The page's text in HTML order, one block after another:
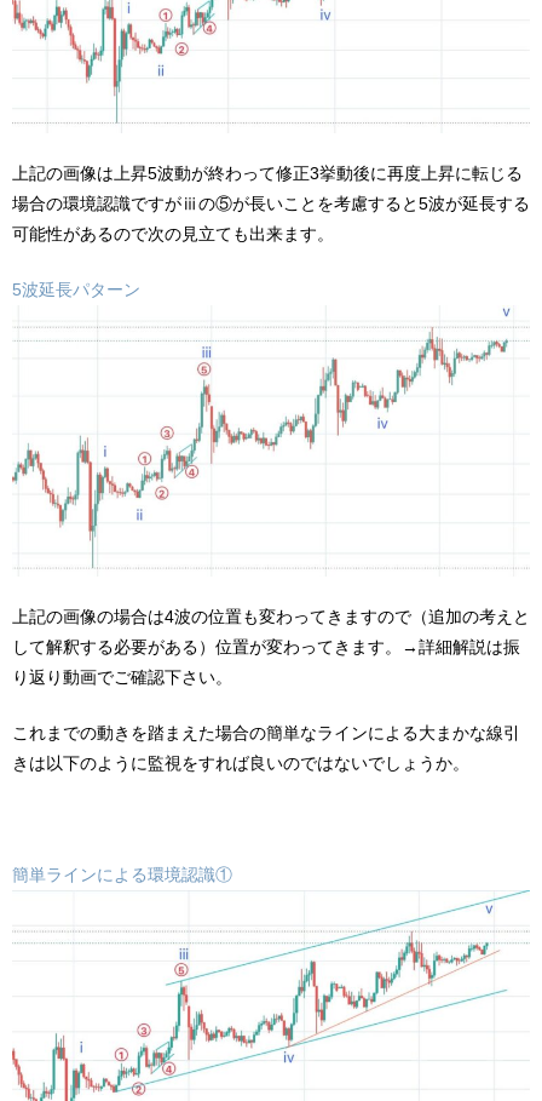
上記の画像は上昇5波動が終わって修正3挙動後に再度上昇に転じる
場合の環境認識ですがⅲの⑤が長いことを考慮すると5波が延長する
可能性があるので次の見立ても出来ます。
5波延長パターン
上記の画像の場合は4波の位置も変わってきますので（追加の考えと
して解釈する必要がある）位置が変わってきます。→詳細解説は振
り返り動画でご確認下さい。
これまでの動きを踏まえた場合の簡単なラインによる大まかな線引
きは以下のように監視をすれば良いのではないでしょうか。
簡単ラインによる環境認識①